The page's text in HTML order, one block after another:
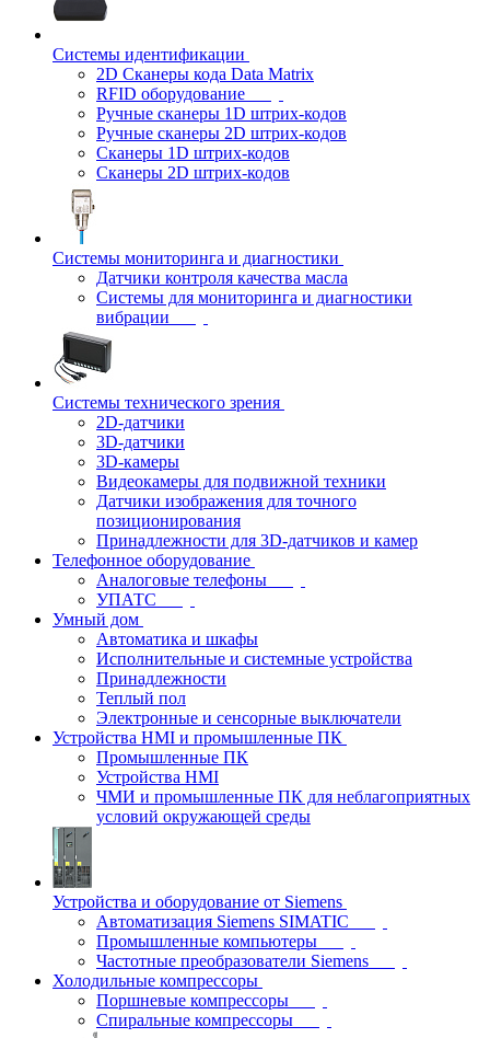
Системы идентификации
2D Сканеры кода Data Matrix
RFID оборудование
Ручные сканеры 1D штрих-кодов
Ручные сканеры 2D штрих-кодов
Сканеры 1D штрих-кодов
Сканеры 2D штрих-кодов
Системы мониторинга и диагностики
Датчики контроля качества масла
Системы для мониторинга и диагностики
вибрации
Системы технического зрения
2D-датчики
3D-датчики
3D-камеры
Видеокамеры для подвижной техники
Датчики изображения для точного
позиционирования
Принадлежности для 3D-датчиков и камер
Телефонное оборудование
Аналоговые телефоны
УПАТС
Умный дом
Автоматика и шкафы
Исполнительные и системные устройства
Принадлежности
Теплый пол
Электронные и сенсорные выключатели
Устройства HMI и промышленные ПК
Промышленные ПК
Устройства HMI
ЧМИ и промышленные ПК для неблагоприятных
условий окружающей среды
Устройства и оборудование от Siemens
Автоматизация Siemens SIMATIC
Промышленные компьютеры
Частотные преобразователи Siemens
Холодильные компрессоры
Поршневые компрессоры
Спиральные компрессоры